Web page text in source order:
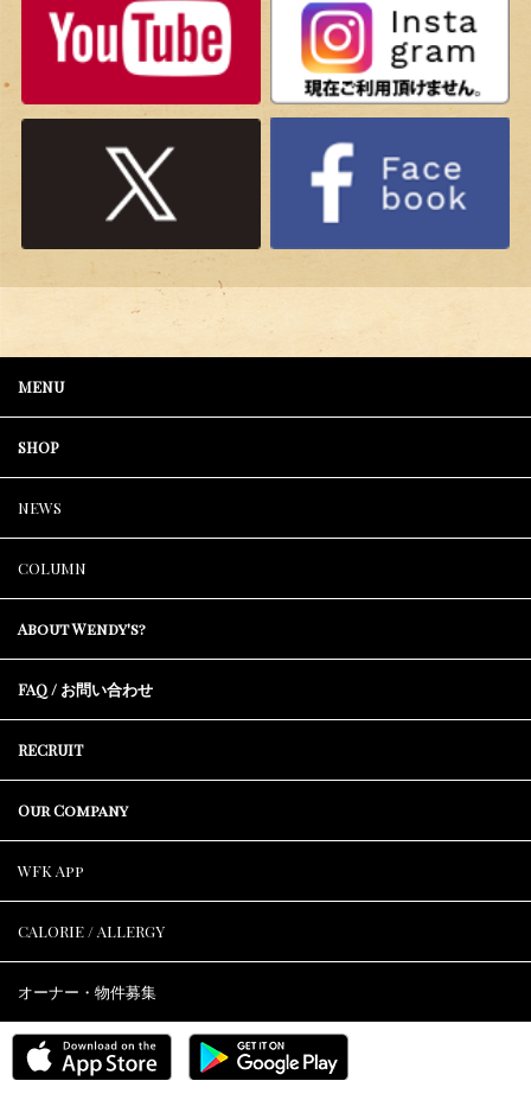
MENU
SHOP
NEWS
COLUMN
About Wendy's?
FAQ / お問い合わせ
RECRUIT
Our Company
WFK App
CALORIE / ALLERGY
オーナー・物件募集